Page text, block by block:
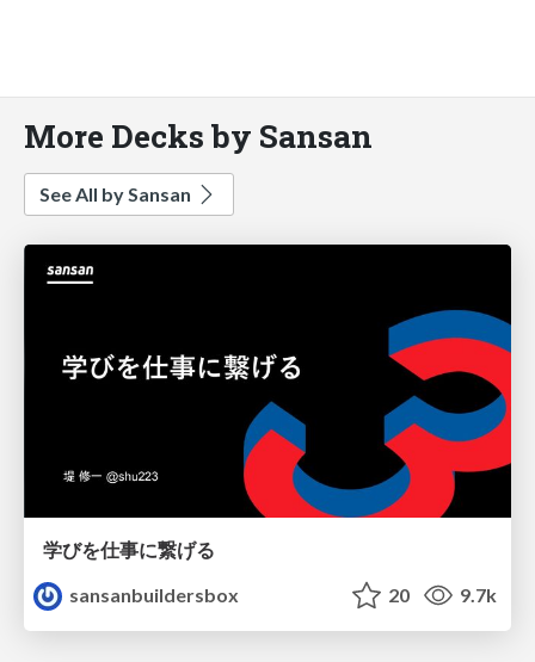
More Decks by Sansan
See All by Sansan
学びを仕事に繋げる
sansanbuildersbox
20 9.7k